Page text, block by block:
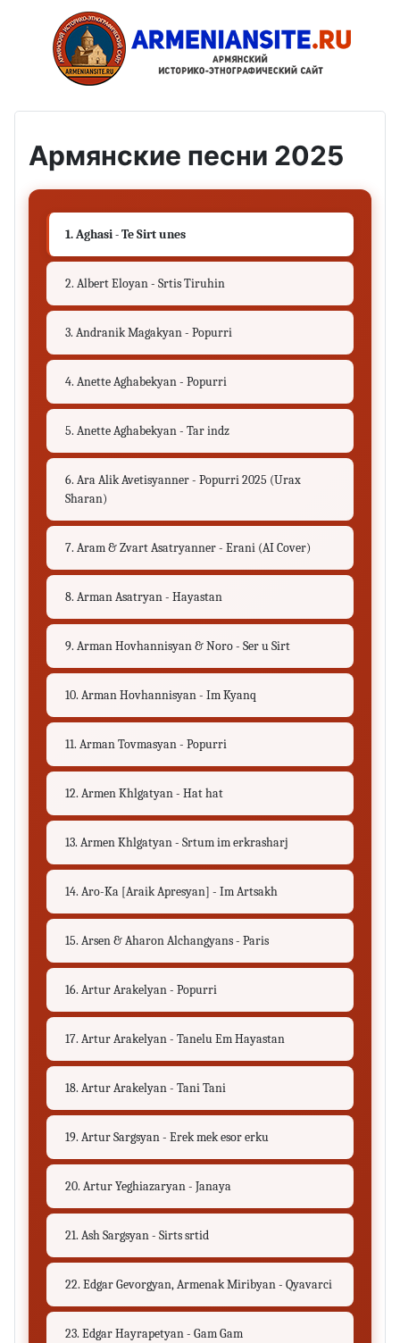
Армянские песни 2025
1. Aghasi - Te Sirt unes
2. Albert Eloyan - Srtis Tiruhin
3. Andranik Magakyan - Popurri
4. Anette Aghabekyan - Popurri
5. Anette Aghabekyan - Tar indz
6. Ara Alik Avetisyanner - Popurri 2025 (Urax
Sharan)
7. Aram & Zvart Asatryanner - Erani (AI Cover)
8. Arman Asatryan - Hayastan
9. Arman Hovhannisyan & Noro - Ser u Sirt
10. Arman Hovhannisyan - Im Kyanq
11. Arman Tovmasyan - Popurri
12. Armen Khlgatyan - Hat hat
13. Armen Khlgatyan - Srtum im erkrasharj
14. Aro-Ka [Araik Apresyan] - Im Artsakh
15. Arsen & Aharon Alchangyans - Paris
16. Artur Arakelyan - Popurri
17. Artur Arakelyan - Tanelu Em Hayastan
18. Artur Arakelyan - Tani Tani
19. Artur Sargsyan - Erek mek esor erku
20. Artur Yeghiazaryan - Janaya
21. Ash Sargsyan - Sirts srtid
22. Edgar Gevorgyan, Armenak Miribyan - Qyavarci
23. Edgar Hayrapetyan - Gam Gam